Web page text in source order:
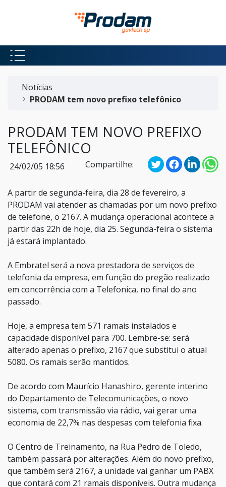
Pular para o Conteúdo principal
Notícias
PRODAM tem novo prefixo telefônico
PRODAM TEM NOVO PREFIXO
TELEFÔNICO
24/02/05 18:56 Compartilhe:
A partir de segunda-feira, dia 28 de fevereiro, a
PRODAM vai atender as chamadas por um novo prefixo
de telefone, o 2167. A mudança operacional acontece a
partir das 22h de hoje, dia 25. Segunda-feira o sistema
já estará implantado.
A Embratel será a nova prestadora de serviços de
telefonia da empresa, em função do pregão realizado
em concorrência com a Telefonica, no final do ano
passado.
Hoje, a empresa tem 571 ramais instalados e
capacidade disponível para 700. Lembre-se: será
alterado apenas o prefixo, 2167 que substitui o atual
5080. Os ramais serão mantidos.
De acordo com Maurício Hanashiro, gerente interino
do Departamento de Telecomunicações, o novo
sistema, com transmissão via rádio, vai gerar uma
economia de 22,7% nas despesas com telefonia fixa.
O Centro de Treinamento, na Rua Pedro de Toledo,
também passará por alterações. Além do novo prefixo,
que também será 2167, a unidade vai ganhar um PABX
que contará com 21 ramais disponíveis. Outra mudança